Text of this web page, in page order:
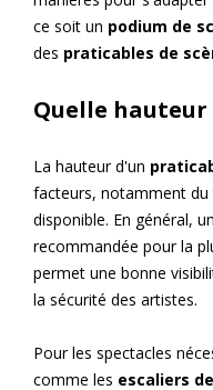
ce soit un podium de
des praticables de
Quelle hauteur
La hauteur d'un
facteurs, notamment du
disponible. En général,
recommandée pour la
permet une bonne
la sécurité des artistes.
Pour les spectacles
comme les escaliers